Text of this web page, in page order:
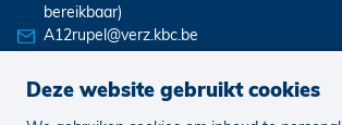
bereikbaar)
A12rupel@verz.kbc.be
Deze website gebruikt cookies